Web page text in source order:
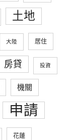
土地
大陸 居住
房貸 投資
機關
申請
花蓮